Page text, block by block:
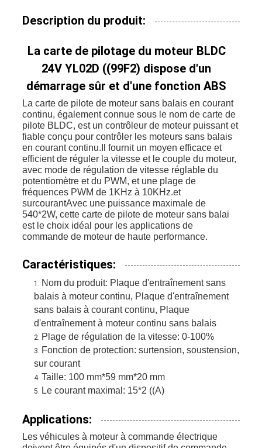
POLITIQUE
CONFIDENTIALITÉ
Description du produit:
La carte de pilotage du moteur BLDC
24V YL02D ((99F2) dispose d'un
démarrage sûr et d'une fonction ABS
La carte de pilote de moteur sans balais en courant
continu, également connue sous le nom de carte de
pilote BLDC, est un contrôleur de moteur puissant et
fiable conçu pour contrôler les moteurs sans balais
en courant continu.Il fournit un moyen efficace et
efficient de réguler la vitesse et le couple du moteur,
avec mode de régulation de vitesse réglable du
potentiomètre et du PWM, et une plage de
fréquences PWM de 1KHz à 10KHz.et
surcourantAvec une puissance maximale de
540*2W, cette carte de pilote de moteur sans balai
est le choix idéal pour les applications de
commande de moteur de haute performance.
Caractéristiques:
Nom du produit: Plaque d'entraînement sans
balais à moteur continu, Plaque d'entraînement
sans balais à courant continu, Plaque
d'entraînement à moteur continu sans balais
Plage de régulation de la vitesse: 0-100%
Fonction de protection: surtension, soustension,
sur courant
Taille: 100 mm*59 mm*20 mm
Le courant maximal: 15*2 ((A)
Applications:
Les véhicules à moteur à commande électrique